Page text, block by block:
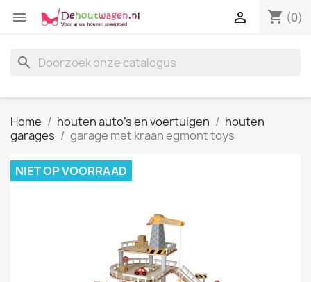
 shopping_cart (0)

search
Home houten auto's en voertuigen
houten
garages
garage met kraan egmont toys
NIET OP VOORRAAD